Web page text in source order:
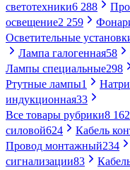
светотехники6 288
освещение2 259
Осветительные
Лампа галогенная58
Лампы специальные298
Ртутные лампы1
индукционная33
Все товары рубрики8 162
силовой624 Кабель
Провод монтажный234
сигнализации83